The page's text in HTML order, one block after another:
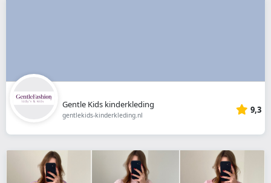
Gentle Kids kinderkleding
gentlekids-kinderkleding.nl 9,3